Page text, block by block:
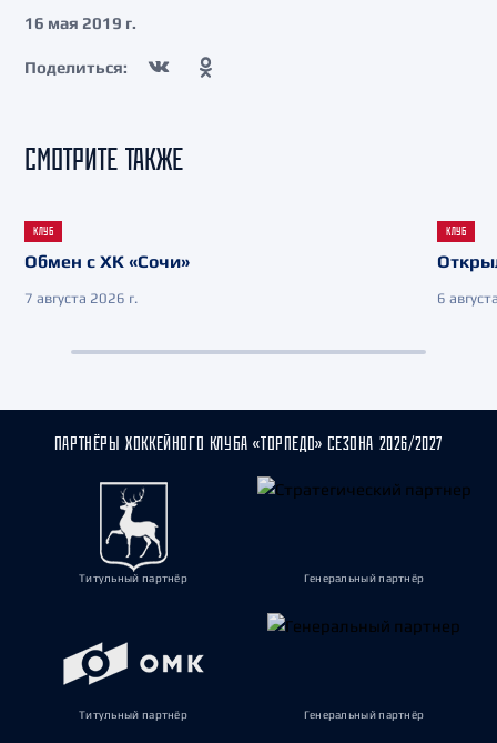
16 мая 2019 г.
Поделиться:
СМОТРИТЕ ТАКЖЕ
КЛУБ
Обмен с ХК «Сочи»
7 августа 2026 г.
КЛУБ
6
ПАРТНЁРЫ ХОККЕЙНОГО КЛУБА «ТОРПЕДО» СЕЗОНА 2026/2027
Титульный партнёр Генеральный партнёр
Титульный партнёр Генеральный партнёр